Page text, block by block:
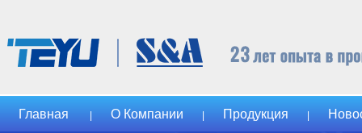
Главная О Компании Продукция